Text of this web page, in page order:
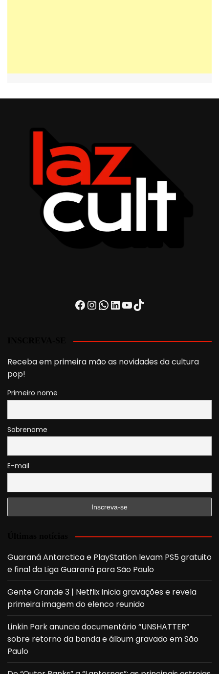
Facebook
Instagram
WhatsApp
LinkedIn
Youtube
TikTok
Receba em primeira mão as novidades da cultura
pop!
Primeiro nome
Sobrenome
E-mail
Guaraná Antarctica e PlayStation levam PS5 gratuito
e final da Liga Guaraná para São Paulo
Gente Grande 3 | Netflix inicia gravações e revela
primeira imagem do elenco reunido
Linkin Park anuncia documentário “UNSHATTER”
sobre retorno da banda e álbum gravado em São
Paulo